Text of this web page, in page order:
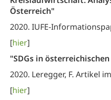
Österreich"
2020. IUFE-
[hier]
"SDGs in
2020. Leregger, F. Artikel
[hier]